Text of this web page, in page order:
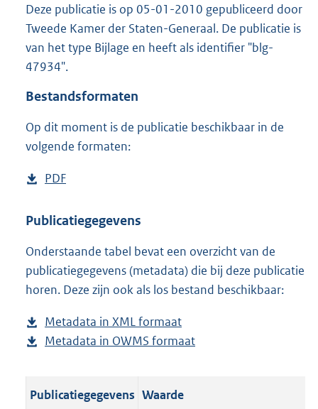
e
:
1
Deze publicatie is op 05-01-2010 gepubliceerd door
Tweede Kamer der Staten-Generaal. De publicatie is
van het type Bijlage en heeft als identifier "blg-
47934".
Bestandsformaten
Op dit moment is de publicatie beschikbaar in de
volgende formaten:
D
w
l
o
a
p
u
l
PDF
s
a
n
d
g
r
o
Publicatiegegevens
Onderstaande tabel bevat een overzicht van de
publicatiegegevens (metadata) die bij deze publicatie
horen. Deze zijn ook als los bestand beschikbaar:
Metadata in XML formaat
e
a
Metadata in OWMS formaat
Publicatiegegevens Waarde